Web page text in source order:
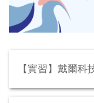
【實習】戴爾科